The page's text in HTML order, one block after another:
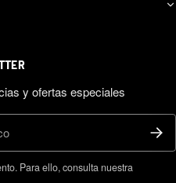
y ofertas especiales
Para ello, consulta nuestra